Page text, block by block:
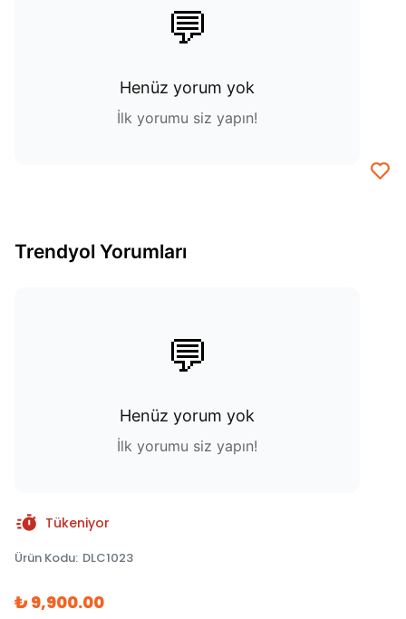
💬
Henüz yorum yok
İlk yorumu siz yapın!
Trendyol Yorumları
💬
Henüz yorum yok
İlk yorumu siz yapın!
Tükeniyor
Ürün Kodu: DLC1023
₺ 9,900.00